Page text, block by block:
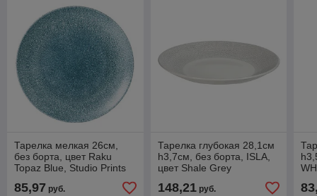
Тарелка мелкая 26см,
без борта, цвет Raku
Topaz Blue, Studio Prints
85,97 руб.
Тарелка глубокая 28,1см
h3,7см, без борта, ISLA,
цвет Shale Grey
148,21руб.